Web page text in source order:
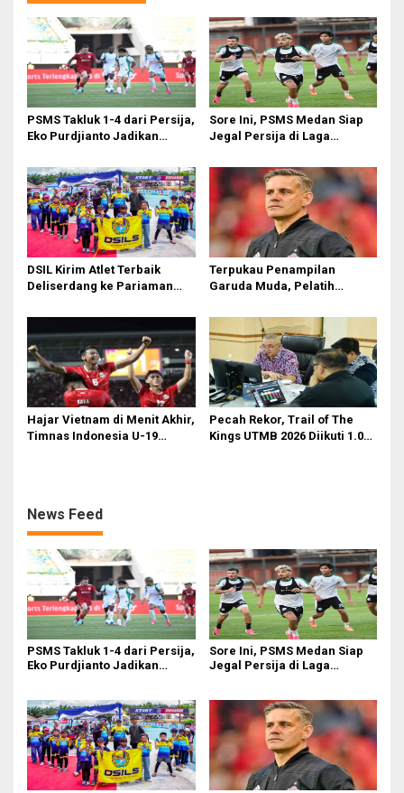
s
PSMS Takluk 1-4 dari Persija,
Eko Purdjianto Jadikan
di Liga 2
Sore Ini, PSMS Medan Siap
Jegal Persija di Laga
DSIL Kirim Atlet Terbaik
Deliserdang ke Pariaman
Terpukau Penampilan
Garuda Muda, Pelatih
Bakal Saksikan Langsung
Aksi Timnas U-19
Hajar Vietnam di Menit Akhir,
Timnas Indonesia U-19
Pecah Rekor, Trail of The
Kings UTMB 2026 Diikuti 1.015
News Feed
PSMS Takluk 1-4 dari Persija,
Eko Purdjianto Jadikan
Sore Ini, PSMS Medan Siap
Jegal Persija di Laga